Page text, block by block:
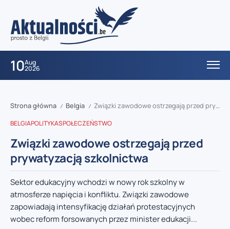
10Aug
2026
Strona główna / Belgia / Związki zawodowe ostrzegają przed prywatyzacją szkolnictwa
BELGIAPOLITYKASPOŁECZEŃSTWO
Związki zawodowe ostrzegają przed
prywatyzacją szkolnictwa
Sektor edukacyjny wchodzi w nowy rok szkolny w
atmosferze napięcia i konfliktu. Związki zawodowe
zapowiadają intensyfikację działań protestacyjnych
wobec reform forsowanych przez minister edukacji...